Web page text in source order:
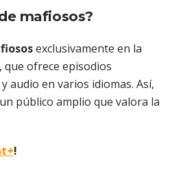
mafiosos?
exclusivamente en la
, que ofrece episodios
audio en varios idiomas. Así,
público amplio que valora la
!